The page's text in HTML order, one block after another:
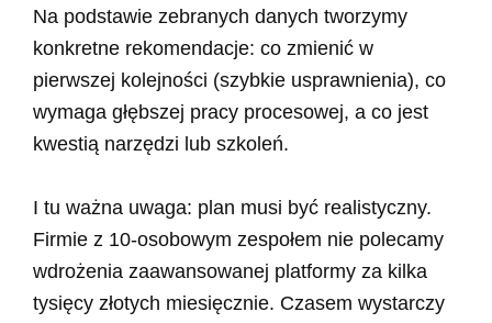
Na podstawie zebranych danych tworzymy
konkretne rekomendacje: co zmienić w
pierwszej kolejności (szybkie usprawnienia), co
wymaga głębszej pracy procesowej, a co jest
kwestią narzędzi lub szkoleń.
I tu ważna uwaga: plan musi być realistyczny.
Firmie z 10-osobowym zespołem nie polecamy
wdrożenia zaawansowanej platformy za kilka
tysięcy złotych miesięcznie. Czasem wystarczy